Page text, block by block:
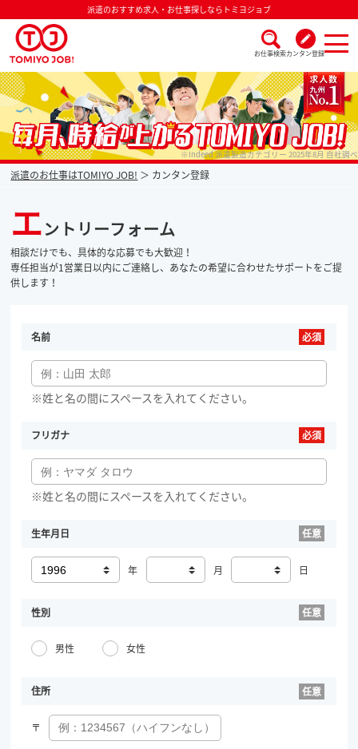
派遣のおすすめ求人・お仕事探しならトミヨジョブ
お仕事検索カンタン登録
派遣なら毎月時給が上がるトミヨジョブ ※Indeed 派遣製造カテゴリー 2025年8月 自社調べ
派遣のお仕事はTOMIYO JOB! カンタン登録
エントリーフォーム
相談だけでも、具体的な応募でも大歓迎！
専任担当が1営業日以内にご連絡し、あなたの希望に合わせたサポートをご提
供します！
名前
※姓と名の間にスペースを入れてください。
フリガナ
※姓と名の間にスペースを入れてください。
生年月日
年 月 日
性別
男性 女性
住所
〒